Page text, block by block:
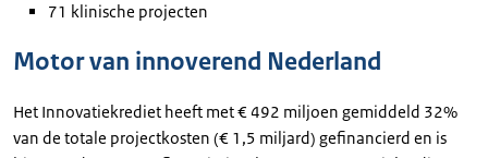
71 klinische projecten
Motor van innoverend Nederland
Het Innovatiekrediet heeft met € 492 miljoen gemiddeld 32%
van de totale projectkosten (€ 1,5 miljard) gefinancierd en is